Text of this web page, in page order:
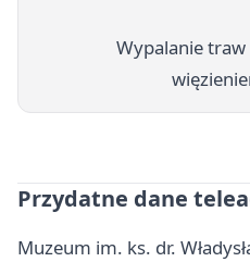
Wypalanie
Przydatne dane
Muzeum im. ks. dr.